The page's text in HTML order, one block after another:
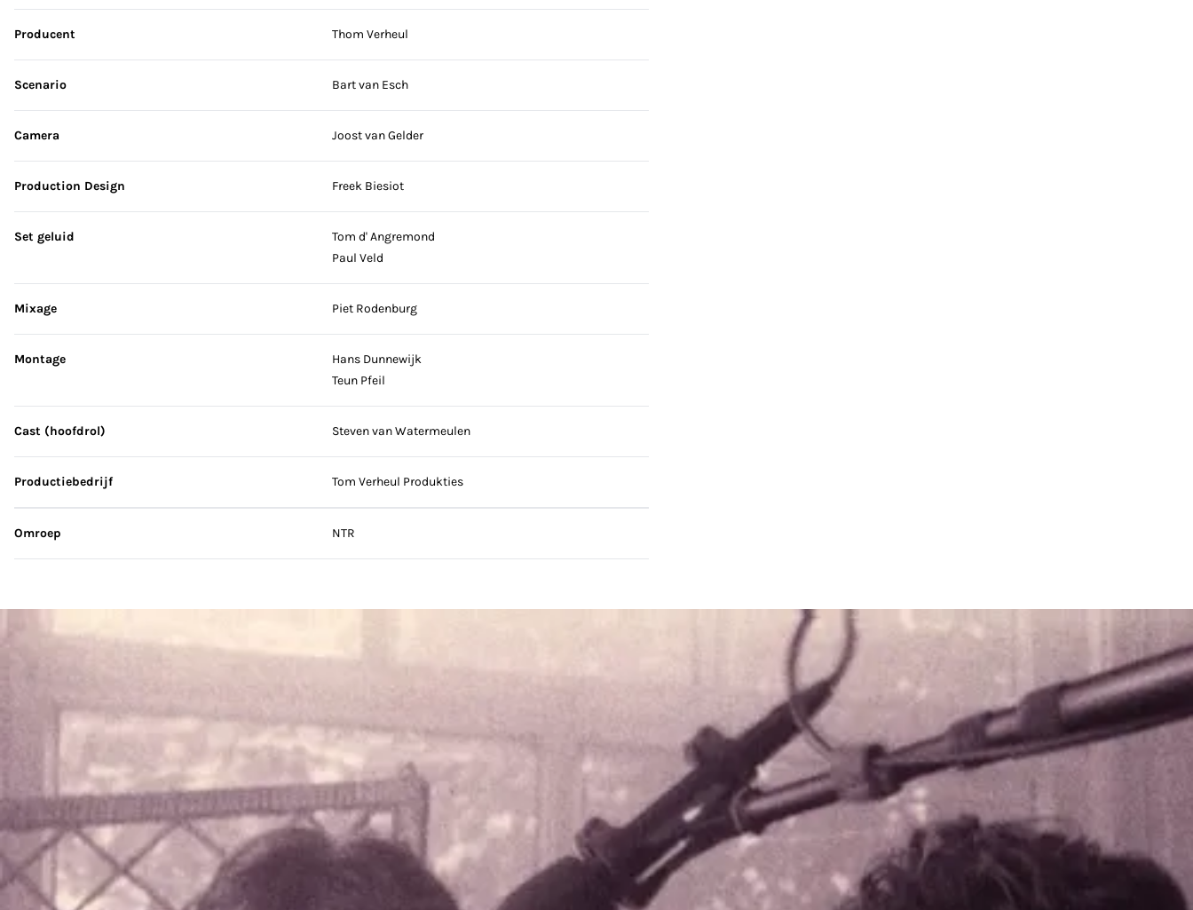
Producent Thom Verheul
Scenario Bart van Esch
Camera Joost van Gelder
Production Design Freek Biesiot
Set geluid
Tom d' Angremond
Paul Veld
Mixage Piet Rodenburg
Montage
Hans Dunnewijk
Teun Pfeil
Cast (hoofdrol) Steven van Watermeulen
Productiebedrijf Tom Verheul Produkties
Omroep NTR